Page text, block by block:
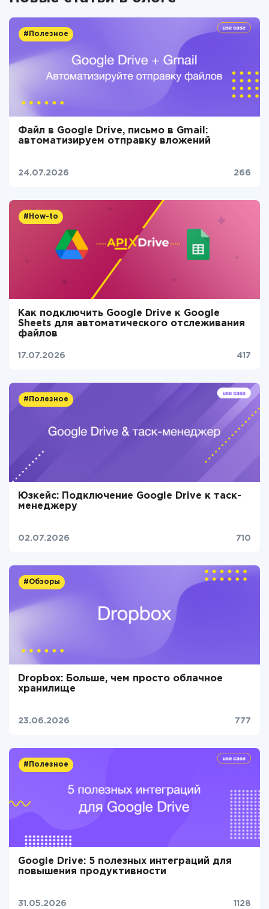
#Полезное
Файл в Google Drive, письмо в Gmail:
автоматизируем отправку вложений
24.07.2026 266
#How-to
Как подключить Google Drive к Google
Sheets для автоматического отслеживания
файлов
17.07.2026 417
#Полезное
Юзкейс: Подключение Google Drive к таск-
менеджеру
02.07.2026 710
#Обзоры
Dropbox: Больше, чем просто облачное
хранилище
23.06.2026 777
#Полезное
Google Drive: 5 полезных интеграций для
повышения продуктивности
31.05.2026 1128